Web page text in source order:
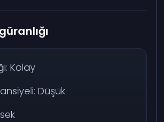
Kolay
Düşük